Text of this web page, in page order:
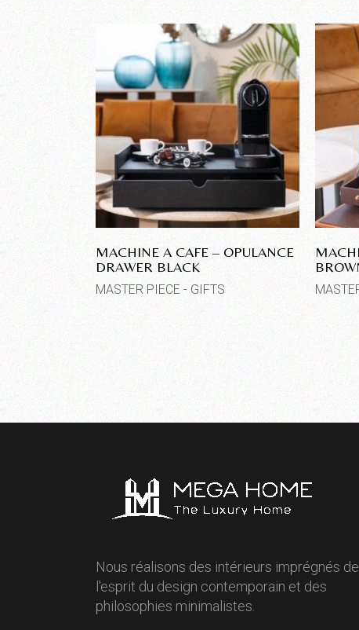
MACHINE A CAFE – OPULANCE
DRAWER BLACK
MASTER PIECE - GIFTS
Nous réalisons des intérieurs imprégnés de
l'esprit du design contemporain et des
philosophies minimalistes.